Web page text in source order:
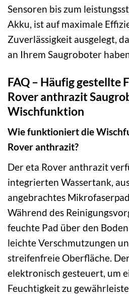
Sensoren bis zum
Akku, ist auf maximale
Zuverlässigkeit ausgelegt,
an Ihrem Saugroboter
FAQ – Häufig gestellte
Rover anthrazit
Wischfunktion
Wie funktioniert die
Rover anthrazit?
Der eta Rover anthrazit
integrierten Wassertank,
angebrachtes
Während des
feuchte Pad über den
leichte Verschmutzungen
streifenfreie Oberfläche.
elektronisch gesteuert, um
Feuchtigkeit zu